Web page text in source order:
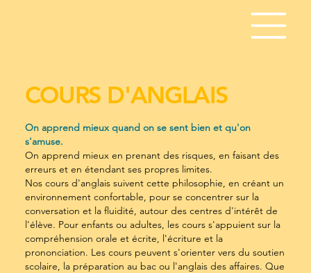
COURS D'ANGLAIS
On apprend mieux quand on se sent bien et qu'on
s'amuse.
On apprend mieux en prenant des risques, en faisant des
erreurs et en étendant ses propres limites.
Nos cours d'anglais suivent cette philosophie, en créant un
environnement confortable, pour se concentrer sur la
conversation et la fluidité, autour des centres d'intérêt de
l'élève. Pour enfants ou adultes, les cours s'appuient sur la
compréhension orale et écrite, l'écriture et la
prononciation. Les cours peuvent s'orienter vers du soutien
scolaire, la préparation au bac ou l'anglais des affaires. Que